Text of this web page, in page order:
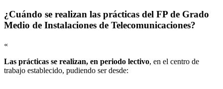
¿Cuándo se realizan las prácticas del FP de Grado
Medio de Instalaciones de Telecomunicaciones?
«
Las prácticas se realizan, en periodo lectivo, en el centro de
trabajo establecido, pudiendo ser desde: